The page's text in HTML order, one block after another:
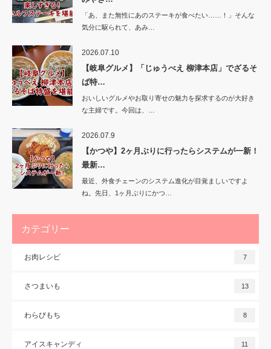
「あ、また無性にあのステーキが食べたい……！」そんな
気分に駆られて、あみ…
2026.07.10
【岐阜グルメ】「じゅうべえ 柳津本店」でざるそ
ば特…
おいしいグルメやお取り寄せの魅力を探求するのが大好き
な主婦です。今回は、…
2026.07.9
【かつや】2ヶ月ぶりに行ったらシステムが一新！
最新…
最近、外食チェーンのシステム進化が目覚ましいですよ
ね。先日、1ヶ月ぶりにかつ…
カテゴリー
お肉レシピ 7
さつまいも 13
わらびもち 8
アイスキャンディ 11